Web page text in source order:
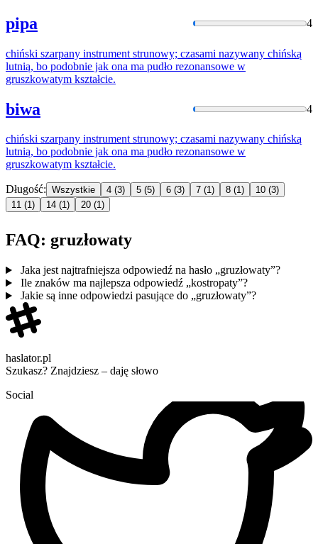
pipa 4
chiński szarpany instrument strunowy; czasami nazywany chińską
lutnią, bo podobnie jak ona ma pudło rezonansowe w
gruszkowatym kształcie.
biwa 4
chiński szarpany instrument strunowy; czasami nazywany chińską
lutnią, bo podobnie jak ona ma pudło rezonansowe w
gruszkowatym kształcie.
Długość: Wszystkie 4 (3) 5 (5) 6 (3) 7 (1) 8 (1) 10 (3)
11 (1) 14 (1) 20 (1)
FAQ: gruzłowaty
Jaka jest najtrafniejsza odpowiedź na hasło „gruzłowaty”?
Ile znaków ma najlepsza odpowiedź „kostropaty”?
Jakie są inne odpowiedzi pasujące do „gruzłowaty”?
haslator.pl
Szukasz? Znajdziesz – daję słowo
Social